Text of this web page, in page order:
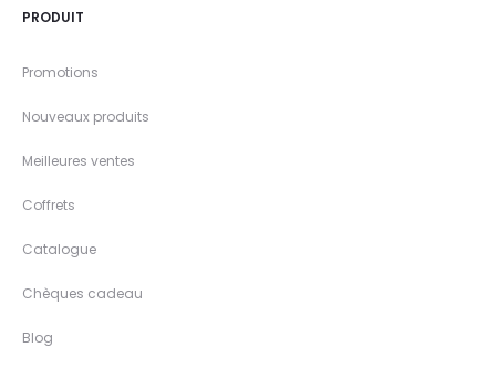
PRODUIT
Promotions
Nouveaux produits
Meilleures ventes
Coffrets
Catalogue
Chèques cadeau
Blog